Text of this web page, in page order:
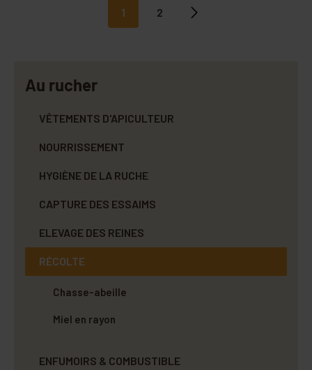
1 2 Suivant
Au rucher
VÊTEMENTS D'APICULTEUR
NOURRISSEMENT
HYGIÈNE DE LA RUCHE
CAPTURE DES ESSAIMS
ELEVAGE DES REINES
RÉCOLTE
Chasse-abeille
Miel en rayon
ENFUMOIRS & COMBUSTIBLE